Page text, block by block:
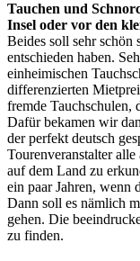
Tauchen und
Insel oder vor den
Beides soll sehr schön
entschieden haben.
einheimischen
differenzierten
fremde Tauchschulen,
Dafür bekamen wir
der perfekt deutsch
Tourenveranstalter
auf dem Land zu
ein paar Jahren, wenn
Dann soll es nämlich
gehen. Die
zu finden.